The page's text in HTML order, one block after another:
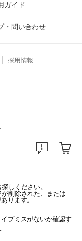
ガイド
・問い合わせ
採用情報
しください。
削除された、または
ります。
プミスがないか確認す